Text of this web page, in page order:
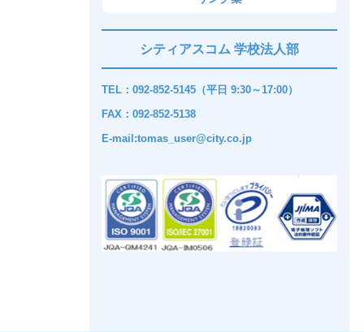
シティアスコム 学校法人部
TEL：092-852-5145（平日 9:30～17:00）
FAX：092-852-5138
E-mail:tomas_user@city.co.jp